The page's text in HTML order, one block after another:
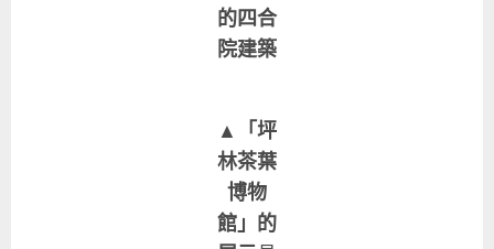
的四合
院建築
▲「坪
林茶葉
博物
館」的